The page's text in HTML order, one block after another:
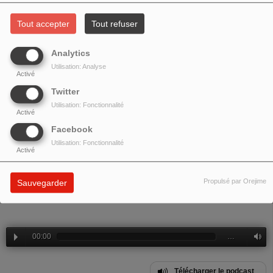
Tout accepter Tout refuser
Analytics
Activé
Utilisation: Analyse
Twitter
Activé
Utilisation: Fonctionnalité
Facebook
Activé
Utilisation: Fonctionnalité
Sauvegarder Propulsé par Orejime
Le chanteurSergio Caputo L'Osteriaest reçu par
Fabrice MaseradeEvviva la Pappa
00:00
Télécharger le podcast